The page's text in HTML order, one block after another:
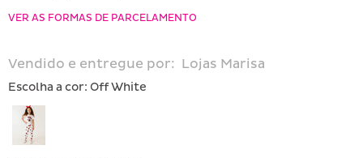
VER AS FORMAS DE PARCELAMENTO
Vendido e entregue por: Lojas Marisa
Escolha a cor: Off White